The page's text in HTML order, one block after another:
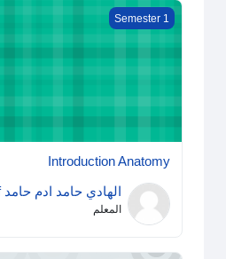
Introduction Anatomy
Semester 1
Introduction Anatomy
الهادي حامد ادم حامد staff
المعلم